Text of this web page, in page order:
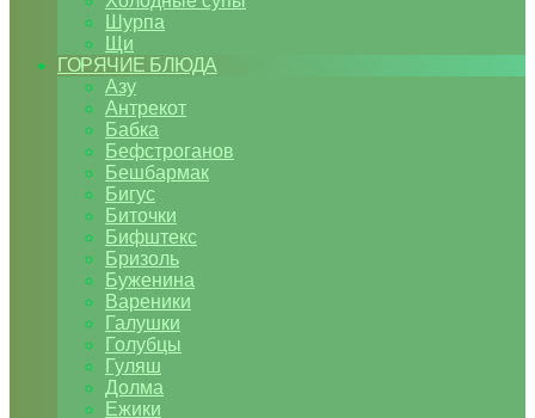
Шурпа
Щи
ГОРЯЧИЕ БЛЮДА
Азу
Антрекот
Бабка
Бефстроганов
Бешбармак
Бигус
Биточки
Бифштекс
Бризоль
Буженина
Вареники
Галушки
Голубцы
Гуляш
Долма
Ежики